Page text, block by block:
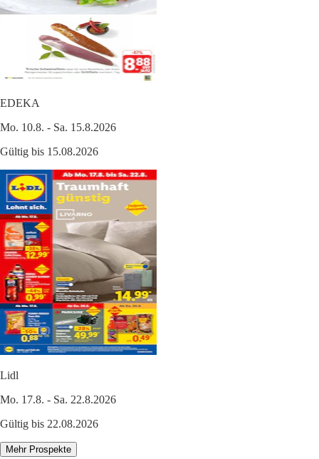
EDEKA
Mo. 10.8. - Sa. 15.8.2026
Gültig bis 15.08.2026
Lidl
Mo. 17.8. - Sa. 22.8.2026
Gültig bis 22.08.2026
Mehr Prospekte